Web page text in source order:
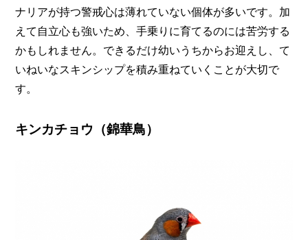
ナリアが持つ警戒心は薄れていない個体が多いです。加
えて自立心も強いため、手乗りに育てるのには苦労する
かもしれません。できるだけ幼いうちからお迎えし、て
いねいなスキンシップを積み重ねていくことが大切で
す。
キンカチョウ（錦華鳥）